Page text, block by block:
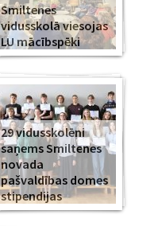
Smiltenes
vidusskolā viesojas
LU mācībspēki
29 vidusskolēni
saņems Smiltenes
novada
pašvaldības domes
stipendijas